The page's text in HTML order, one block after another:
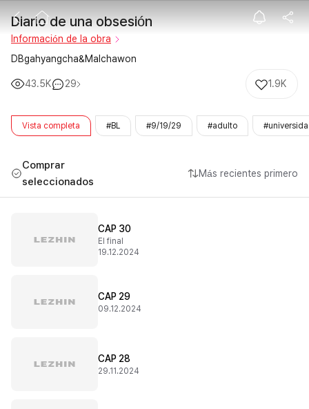
Diario de una
Diario de una obsesión
Información de la obra
DBgahyangcha&Malchawon
43.5K 29 1.9K
Vista completa #BL #9/19/29 #adulto
Comprar
seleccionados
Más recientes primero
CAP 30
El final
19.12.2024
CAP 29
09.12.2024
CAP 28
29.11.2024